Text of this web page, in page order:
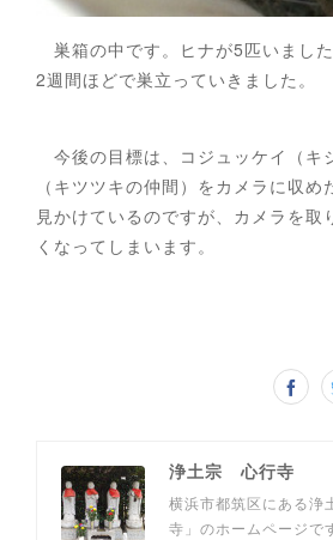
巣箱の中です。ヒナが5匹いまし
2週間ほどで巣立っていきました。
今後の目標は、コジュッケイ（キ
（キツツキの仲間）をカメラに収
見かけているのですが、カメラを取
くなってしまいます。
浄土宗 心行寺
横浜市都筑区にある浄
寺」のホームページで